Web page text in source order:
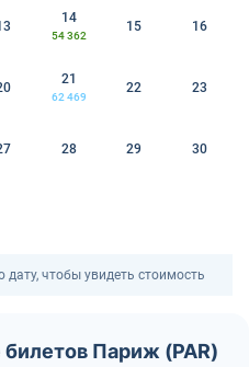
14
54 362
15 16
21
62 469
22 23
28 29 30
чтобы увидеть стоимость
Париж (PAR)